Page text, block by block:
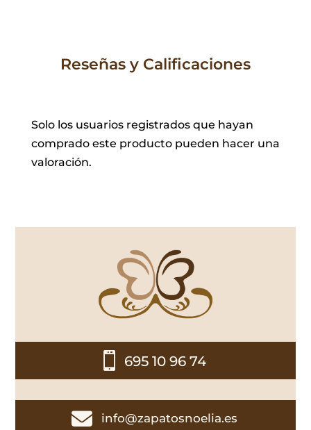
Reseñas y Calificaciones
Solo los usuarios registrados que hayan
comprado este producto pueden hacer una
valoración.
 695 10 96 74
 info@zapatosnoelia.es